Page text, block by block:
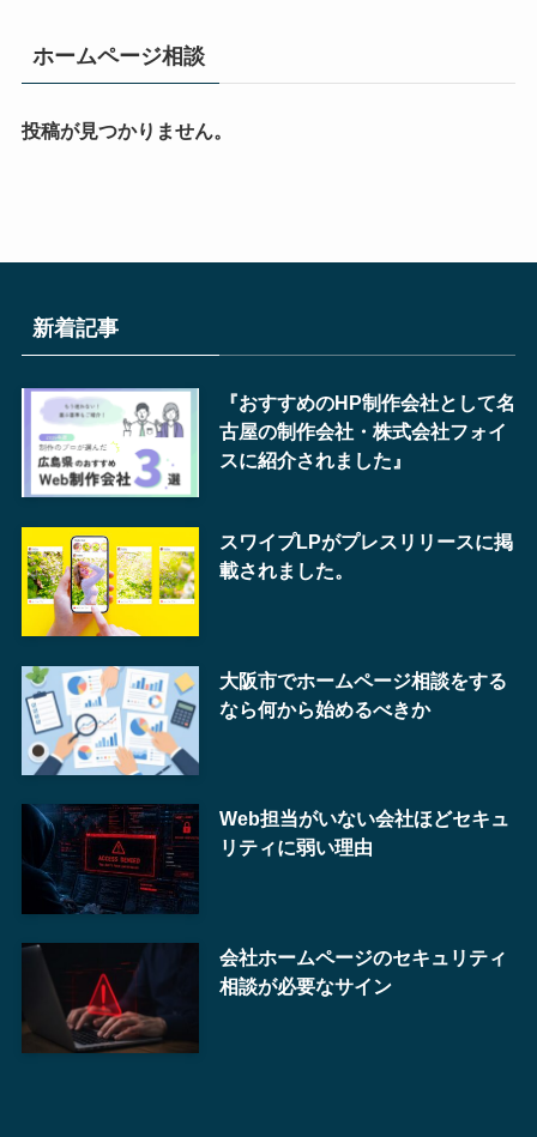
ホームページ相談
投稿が見つかりません。
新着記事
『おすすめのHP制作会社として名
古屋の制作会社・株式会社フォイ
スに紹介されました』
スワイプLPがプレスリリースに掲
載されました。
大阪市でホームページ相談をする
なら何から始めるべきか
Web担当がいない会社ほどセキュ
リティに弱い理由
会社ホームページのセキュリティ
相談が必要なサイン